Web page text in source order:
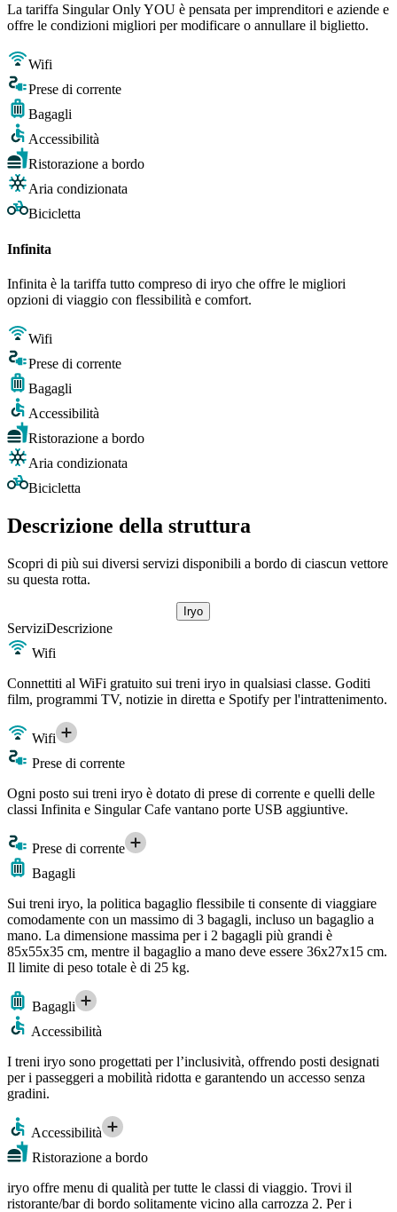
La tariffa Singular Only YOU è pensata per imprenditori e aziende e
offre le condizioni migliori per modificare o annullare il biglietto.
Wifi
Prese di corrente
Bagagli
Accessibilità
Ristorazione a bordo
Aria condizionata
Bicicletta
Infinita
Infinita è la tariffa tutto compreso di iryo che offre le migliori
opzioni di viaggio con flessibilità e comfort.
Wifi
Prese di corrente
Bagagli
Accessibilità
Ristorazione a bordo
Aria condizionata
Bicicletta
Descrizione della struttura
Scopri di più sui diversi servizi disponibili a bordo di ciascun vettore
su questa rotta.
Iryo
ServiziDescrizione
Wifi
Connettiti al WiFi gratuito sui treni iryo in qualsiasi classe. Goditi
film, programmi TV, notizie in diretta e Spotify per l'intrattenimento.
Wifi
Prese di corrente
Ogni posto sui treni iryo è dotato di prese di corrente e quelli delle
classi Infinita e Singular Cafe vantano porte USB aggiuntive.
Prese di corrente
Bagagli
Sui treni iryo, la politica bagaglio flessibile ti consente di viaggiare
comodamente con un massimo di 3 bagagli, incluso un bagaglio a
mano. La dimensione massima per i 2 bagagli più grandi è
85x55x35 cm, mentre il bagaglio a mano deve essere 36x27x15 cm.
Il limite di peso totale è di 25 kg.
Bagagli
Accessibilità
I treni iryo sono progettati per l’inclusività, offrendo posti designati
per i passeggeri a mobilità ridotta e garantendo un accesso senza
gradini.
Accessibilità
Ristorazione a bordo
iryo offre menu di qualità per tutte le classi di viaggio. Trovi il
ristorante/bar di bordo solitamente vicino alla carrozza 2. Per i